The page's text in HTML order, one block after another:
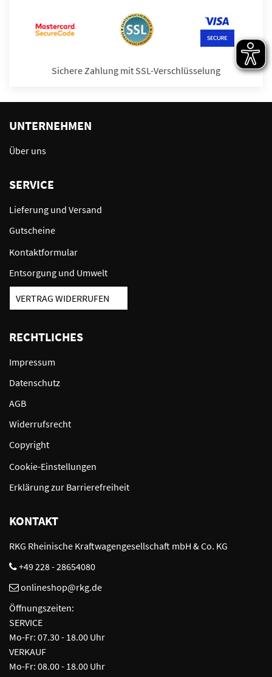
Sichere Zahlung mit SSL-Verschlüsselung
UNTERNEHMEN
Über uns
SERVICE
Lieferung und Versand
Gutscheine
Kontaktformular
Entsorgung und Umwelt
VERTRAG WIDERRUFEN
RECHTLICHES
Impressum
Datenschutz
AGB
Widerrufsrecht
Copyright
Cookie-Einstellungen
Erklärung zur Barrierefreiheit
KONTAKT
RKG Rheinische Kraftwagengesellschaft mbH & Co. KG
+49 228 - 28654080
onlineshop@rkg.de
Öffnungszeiten:
SERVICE
Mo-Fr: 07.30 - 18.00 Uhr
VERKAUF
Mo-Fr: 08.00 - 18.00 Uhr